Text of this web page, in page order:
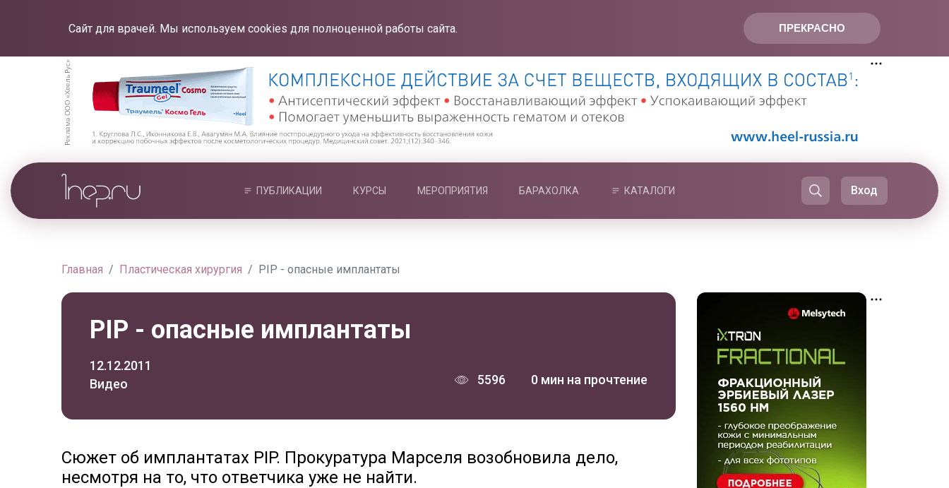
ПРЕКРАСНО
Сайт для врачей. Мы используем cookies для полноценной работы сайта.
ПУБЛИКАЦИИ КУРСЫ МЕРОПРИЯТИЯ БАРАХОЛКА КАТАЛОГИ Вход
Главная Пластическая хирургия PIP - опасные имплантаты
PIP - опасные имплантаты
12.12.2011
Видео
5596 0 мин на прочтение
Сюжет об имплантатах PIP. Прокуратура Марселя возобновила дело,
несмотря на то, что ответчика уже не найти.